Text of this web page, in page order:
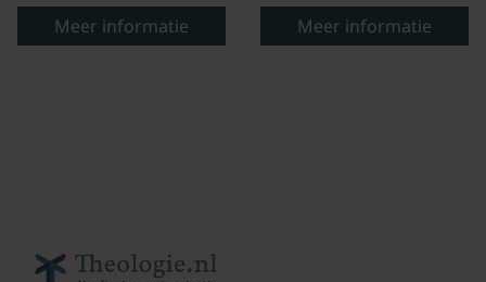
Meer informatie
Meer informatie